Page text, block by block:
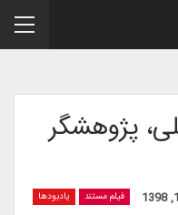
پژوهشگر
فیلم مستند یادبودها